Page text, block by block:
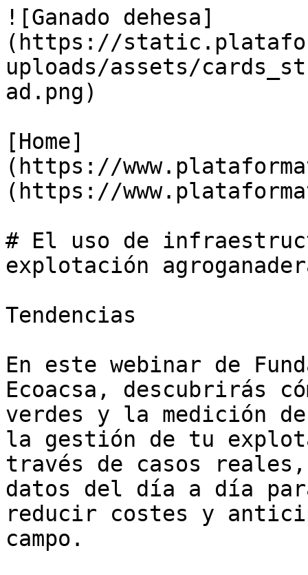
![Ganado dehesa]
(https://
uploads/assets/
ad.png)
[Home]
(https://
(https://
# El uso de
explotación
Tendencias
En este webinar de
Ecoacsa, descubrirás
verdes y la medición
la gestión de tu
través de casos
datos del día a día
reducir costes y
campo.